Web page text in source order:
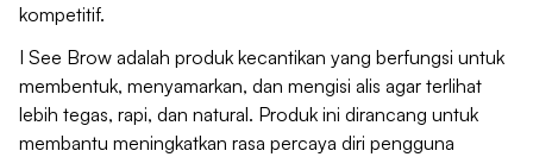
kompetitif.
I See Brow adalah produk kecantikan yang berfungsi untuk
membentuk, menyamarkan, dan mengisi alis agar terlihat
lebih tegas, rapi, dan natural. Produk ini dirancang untuk
membantu meningkatkan rasa percaya diri pengguna